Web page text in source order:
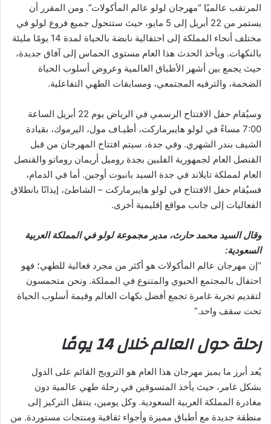
المرتقب عالميًا “مهرجان لولو عالم المأكولات”. ومن المقرر أن
يستمر من 22 أبريل إلى 5 مايو، حيث ستتحول جميع فروع لولو في
مختلف أنحاء المملكة إلى احتفالية نابضة بالحياة لمدة 14 يومًا مليئة
بالنكهات. ويأخذ الحدث هذا العام مستوى الحماس إلى آفاق جديدة،
حيث يجمع بين أشهر الأطباق العالمية وعروض أسلوب الحياة
الضخمة، والترفيه المجتمعي، ومسابقات الطهي التفاعلية.
وسيُقام حفل الافتتاح الرسمي في الرياض يوم 22 أبريل الساعة
7:00 مساءً في لولو هايبرماركت، أطيـاف مول، اليرموك، بقيادة
الشيف بندر الشهري. وفي جدة، سيتم افتتاح المهرجان من قبل
القنصل العام لجمهورية الفلبين بجدة روميل أريمان روماتو والقنصل
العام لمملكة تايلاند في جدة السيد بانبوت أوجين. أما في الدمام،
فسيُقام حفل الافتتاح في لولو هايبرماركت – الشاطئ، إيذانًا بانطلاق
الفعاليات إلى جانب مواقع إقليمية أخرى.
وقال السيد محمد حارث، مدير مجموعة لولو في المملكة العربية
السعودية:
“إن مهرجان عالم المأكولات هو أكثر من مجرد فعالية للطهي؛ فهو
احتفال بالمجتمع الحيوي والمتنوع في المملكة. ونحن متحمسون
لتقديم تجربة غامرة تجمع أفضل نكهات العالم وقيمة أسلوب الحياة
تحت سقف واحد.”
رحلة حول العالم خلال 14 يومًا
يُعد أبرز ما يميز مهرجان هذا العام هو الترويج القائم على الدول
بشكل غامر، حيث يأخذ المتسوقين في رحلة طهي عالمية دون
مغادرة المملكة العربية السعودية. وكل يومين، ينتقل التركيز إلى
منطقة جديدة مع أطباق مميزة وأجواء ثقافية ومنتجات مستوردة. من